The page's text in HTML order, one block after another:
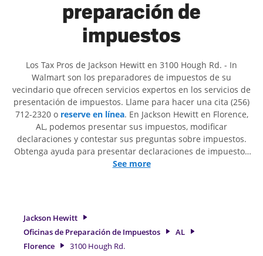
preparación de
impuestos
Los Tax Pros de Jackson Hewitt en 3100 Hough Rd. - In
Walmart son ​​los preparadores de impuestos de su
vecindario que ofrecen servicios expertos en los servicios de
presentación de impuestos. Llame para hacer una cita (256)
712-2320 o reserve en línea. En Jackson Hewitt en Florence,
AL, podemos presentar sus impuestos, modificar
declaraciones y contestar sus preguntas sobre impuestos.
Obtenga ayuda para presentar declaraciones de impuestos
simples o situaciones más complejas, como los impuestos
necesita servicios de preparación de impuestos en Florence,
AL, la ubicación de Jackson Hewitt en 3100 Hough Rd. es una
opción excelente. Con nuestros expertos profesionales de
impuestos, atención al detalle y diversidad de servicios
See more
Jackson Hewitt
Oficinas de Preparación de Impuestos
AL
Florence
3100 Hough Rd.